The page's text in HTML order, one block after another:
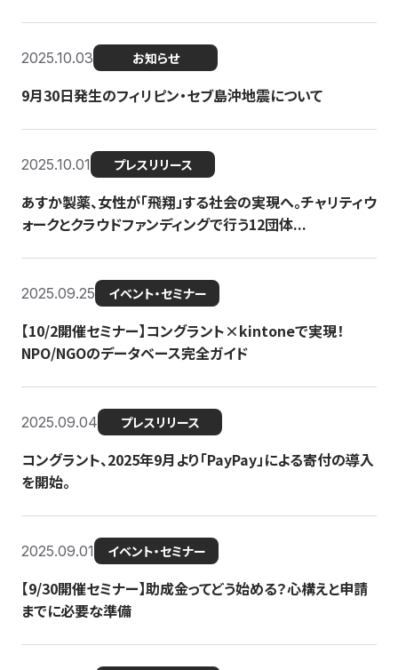
2025.10.03 お知らせ
9月30日発生のフィリピン・セブ島沖地震について
2025.10.01 プレスリリース
あすか製薬、女性が「飛翔」する社会の実現へ。チャリティウ
ォークとクラウドファンディングで行う12団体...
2025.09.25 イベント・セミナー
【10/2開催セミナー】コングラント×kintoneで実現！
NPO/NGOのデータベース完全ガイド
2025.09.04 プレスリリース
コングラント、2025年9月より「PayPay」による寄付の導入
を開始。
2025.09.01 イベント・セミナー
【9/30開催セミナー】助成金ってどう始める？心構えと申請
までに必要な準備